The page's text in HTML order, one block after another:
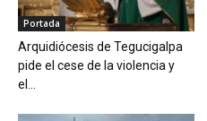
Portada
Arquidiócesis de Tegucigalpa
pide el cese de la violencia y
el...